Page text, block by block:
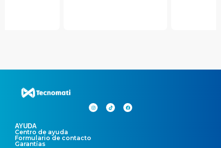
AYUDA
Centro de ayuda
Formulario de contacto
Garantías